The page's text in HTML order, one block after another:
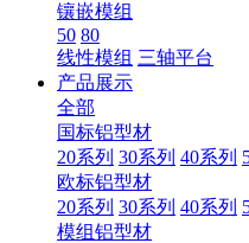
镶嵌模组
50 80
线性模组 三轴平台
产品展示
全部
国标铝型材
20系列 30系列 40系列
欧标铝型材
20系列 30系列 40系列
模组铝型材